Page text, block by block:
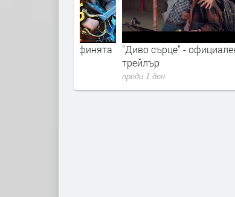
"Диво сърце" - официален
преди 1 ден